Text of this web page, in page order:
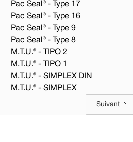
Pac Seal® - Type 17
Pac Seal® - Type 16
Pac Seal® - Type 9
Pac Seal® - Type 8
M.T.U.® - TIPO 2
M.T.U.® - TIPO 1
M.T.U.® - SIMPLEX DIN
M.T.U.® - SIMPLEX
Suivant